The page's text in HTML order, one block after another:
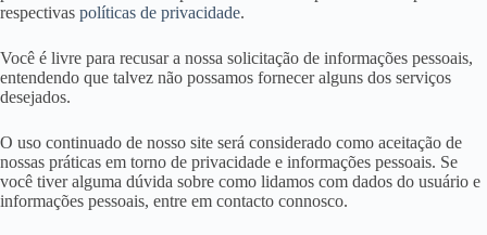
respectivas políticas de privacidade.
Você é livre para recusar a nossa solicitação de informações pessoais,
entendendo que talvez não possamos fornecer alguns dos serviços
desejados.
O uso continuado de nosso site será considerado como aceitação de
nossas práticas em torno de privacidade e informações pessoais. Se
você tiver alguma dúvida sobre como lidamos com dados do usuário e
informações pessoais, entre em contacto connosco.